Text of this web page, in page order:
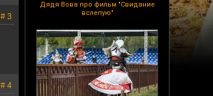
Дядя Вова про фильм "Свидание
вслепую"
# 3
# 4